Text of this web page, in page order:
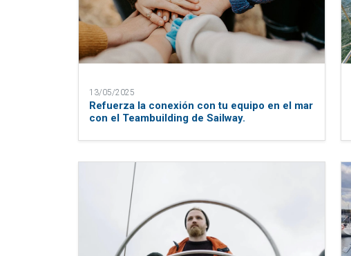
13/05/2025
Refuerza la conexión con tu equipo en el mar
con el Teambuilding de Sailway.